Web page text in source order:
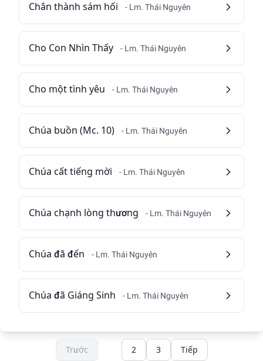
Chân thành sám hối - Lm. Thái Nguyên
Cho Con Nhìn Thấy - Lm. Thái Nguyên
Cho một tình yêu - Lm. Thái Nguyên
Chúa buồn (Mc. 10) - Lm. Thái Nguyên
Chúa cất tiếng mời - Lm. Thái Nguyên
Chúa chạnh lòng thương - Lm. Thái Nguyên
Chúa đã đến - Lm. Thái Nguyên
Chúa đã Giáng Sinh - Lm. Thái Nguyên
Trước 2 3 Tiếp